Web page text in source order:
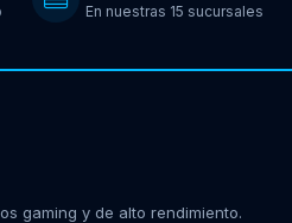
En nuestras 15 sucursales
gaming y de alto rendimiento.